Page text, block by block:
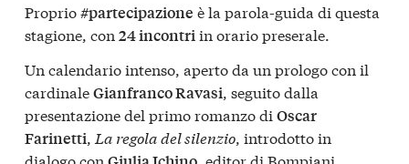
Proprio#partecipazione è la parola-guida di questa
stagione, con 24 incontriin orario preserale.
Un calendario intenso, aperto da un prologo con il
cardinaleGianfranco Ravasi, seguito dalla
presentazione del primo romanzo di Oscar
Farinetti, La regola del silenzio, introdotto in
dialogo con
, editor di Bompiani.